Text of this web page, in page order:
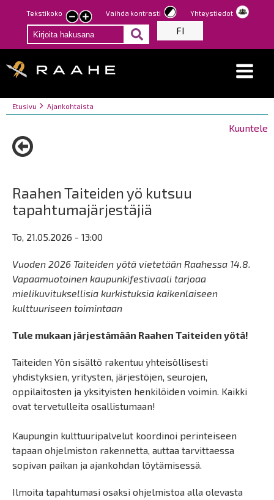
Hyppää
pääsisältöön
Tekstikoko
Pienennä
tekstin
kokoa
Suurenna
tekstin
kokoa
Vaihda kontrasti Yhteystiedot
FI
Breadcrumbs
You
here:
Etusivu Ajankohtaista
Kuuntele
Raahen Taiteiden yö kutsuu
tapahtumajärjestäjiä
To, 21.05.2026 - 13:00
Vuoden 2026 Taiteiden yötä vietetään Raahessa 14.8.
Vapaamuotoinen kaupunkifestivaali tarjoaa
mielikuvituksellisia kurkistuksia kaikenlaiseen
kulttuuriseen toimintaan
Tule mukaan järjestämään Raahen Taiteiden yötä!
Taiteiden Yön sisältö rakentuu yhteisöllisesti
yhdistyksien, yritysten, järjestöjen, seurojen,
oppilaitosten ja yksityisten henkilöiden voimin. Kaikki
ovat tervetulleita osallistumaan!
Kaupungin kulttuuripalvelut koordinoi perinteiseen
tapaan ohjelmiston rakennetta, auttaa tarvittaessa
sopivan paikan ja ajankohdan löytämisessä.
Ilmoita tapahtumasi osaksi ohjelmistoa alla olevasta